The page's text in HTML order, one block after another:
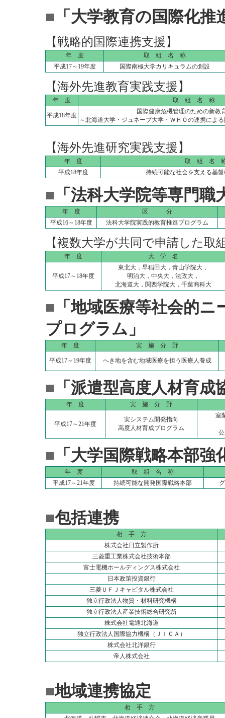
■ 「大学教育の国際化
【戦略的国際連携支援】
年 度
取 組 名 称
平成17～19年度
国際南極大学カリキュラムの創設
【海外先進教育実践支援】
年 度 取 組 名 称
平成18年度
国際健康危機管理のための新教
～北海道大学・ジュネーブ大学・ＷＨＯの連携によ
【海外先進研究実践支援】
年 度
取 組 名
平成18年度
持続可能な社会を支える基
■ 「法科大学院等専門
年 度
区 分
平成16～18年度
法科大学院実践的教育推進プログラム
【複数大学が共同で申請した取
年 度 大 学 名
平成17～18年度
東北大，早稲田大，青山学院大，
明治大，中央大，法政大，
北海道大，関西学院大，千葉商科大
■ 「地域医療等社会的
プログラム」
年 度 実 施 分 野
平成17～19年度 へき地を含む地域医療を担う医療人養成
■ 「派遣型高度人材育
年 度 実 施 分 野
平成17～21年度
実システム開発指向
高度人材育成プログラム
室
■ 「大学国際戦略本部強
年 度
取 組 名 称
平成17～21年度
持続可能な開発国際戦略本部
■包括連携
相 手 方
株式会社日立製作所
三菱重工業株式会社技術本部
富士電機ホールディングス株式会社
日本政策投資銀行
三菱ＵＦＪキャピタル株式会社
独立行政法人物質・材料研究機構
独立行政法人産業技術総合研究所
株式会社電通北海道
独立行政法人国際協力機構（ＪＩＣＡ）
株式会社北洋銀行
帝人株式会社
■地域連携協定
相 手 方